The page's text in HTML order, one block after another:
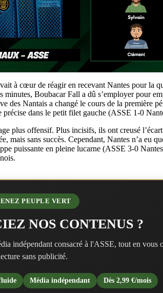
à cœur de réagir en recevant Nantes pour la
Boubacar Fall a dû s’employer pour
des Nantais a changé le cours de la première
dans le petit filet gauche (ASSE 1-0
plus offensif. Plus incisifs, ils ont creusé
sans succès. Cependant, Nantes n’a eu
puissante en pleine lucarne (ASSE 3-0
PEUPLE VERT
NOS CONTENUS ?
indépendant consacré à l'ASSE, tout en vous
sans publicité.
Média indépendant Dès 2,99 €/mois